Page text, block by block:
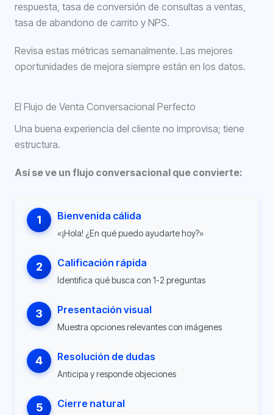
respuesta, tasa de conversión de consultas a ventas,
tasa de abandono de carrito y NPS.
Revisa estas métricas semanalmente. Las mejores
oportunidades de mejora siempre están en los datos.
El Flujo de Venta Conversacional Perfecto
Una buena experiencia del cliente no improvisa; tiene
estructura.
Así se ve un flujo conversacional que convierte:
1 Bienvenida cálida
«¡Hola! ¿En qué puedo ayudarte hoy?»
2 Calificación rápida
Identifica qué busca con 1-2 preguntas
3 Presentación visual
Muestra opciones relevantes con imágenes
4 Resolución de dudas
Anticipa y responde objeciones
5 Cierre natural